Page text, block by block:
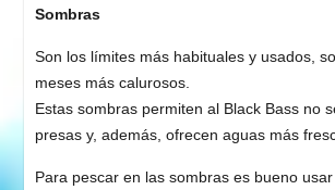
Sombras
Son los límites más habituales y usados,
meses más calurosos.
Estas sombras permiten al Black Bass no
presas y, además, ofrecen aguas más
Para pescar en las sombras es bueno